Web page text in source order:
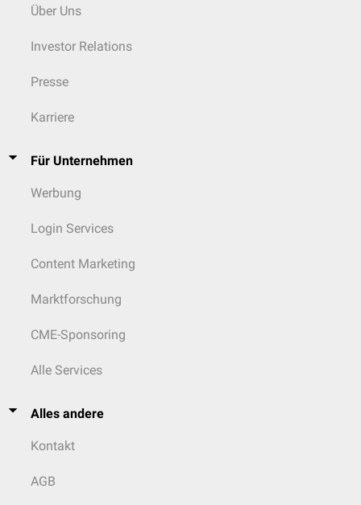
Über Uns
Investor Relations
Presse
Karriere
Für Unternehmen
Werbung
Login Services
Content Marketing
Marktforschung
CME-Sponsoring
Alle Services
Alles andere
Kontakt
AGB